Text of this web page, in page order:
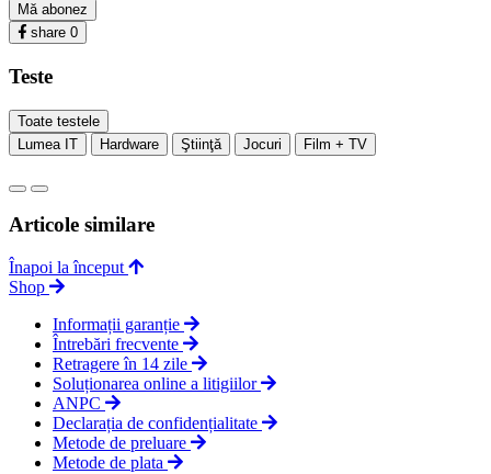
Mă abonez
share 0
Teste
Toate testele
Lumea IT
Hardware Ştiinţă Jocuri Film + TV
Articole similare
Înapoi la început
Shop
Informații garanție
Întrebări frecvente
Retragere în 14 zile
Soluționarea online a litigiilor
ANPC
Declarația de confidențialitate
Metode de preluare
Metode de plata